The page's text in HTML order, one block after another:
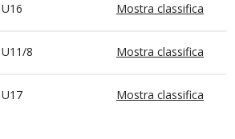
U16 Mostra classifica
U11/8 Mostra classifica
U17 Mostra classifica